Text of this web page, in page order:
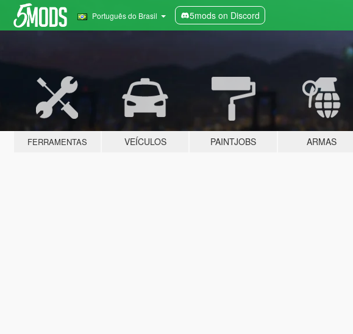
Português do Brasil 5mods on Discord
FERRAMENTAS VEÍCULOS PAINTJOBS ARMAS